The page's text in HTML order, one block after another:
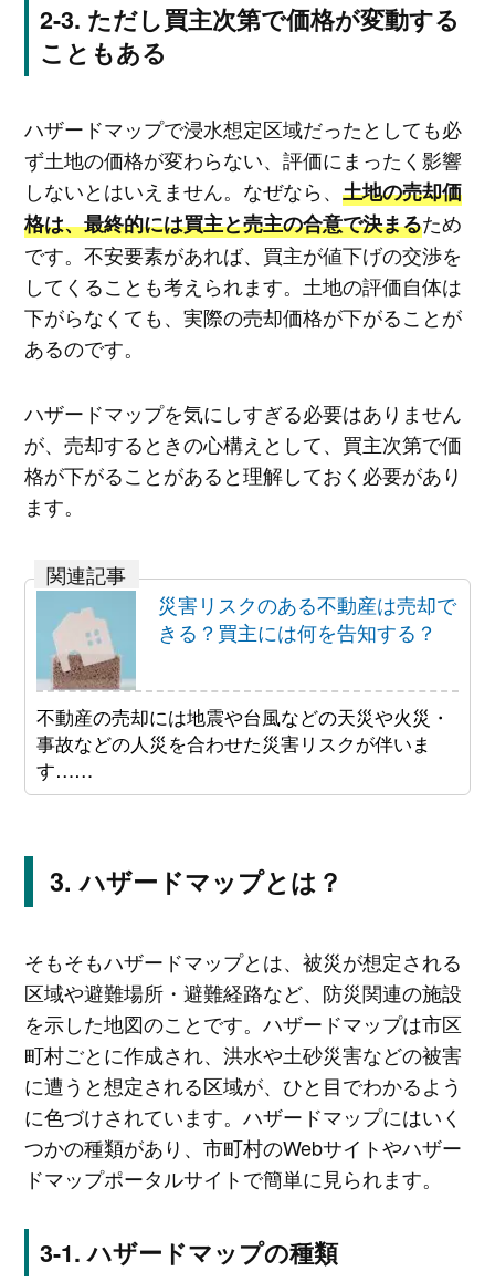
ただし買主次第で価格が変動する
こともある
ハザードマップで浸水想定区域だったとしても必
ず土地の価格が変わらない、評価にまったく影響
しないとはいえません。なぜなら、 土地の売却価
格は、最終的には買主と売主の合意で決まるため
です。不安要素があれば、買主が値下げの交渉を
してくることも考えられます。土地の評価自体は
下がらなくても、実際の売却価格が下がることが
あるのです。
ハザードマップを気にしすぎる必要はありません
が、売却するときの心構えとして、買主次第で価
格が下がることがあると理解しておく必要があり
ます。
災害リスクのある不動産は売却で
きる？買主には何を告知する？
不動産の売却には地震や台風などの天災や火災・
事故などの人災を合わせた災害リスクが伴いま
す……
ハザードマップとは？
そもそもハザードマップとは、被災が想定される
区域や避難場所・避難経路など、防災関連の施設
を示した地図のことです。ハザードマップは市区
町村ごとに作成され、洪水や土砂災害などの被害
に遭うと想定される区域が、ひと目でわかるよう
に色づけされています。ハザードマップにはいく
つかの種類があり、市町村のWebサイトやハザー
ドマップポータルサイトで簡単に見られます。
ハザードマップの種類